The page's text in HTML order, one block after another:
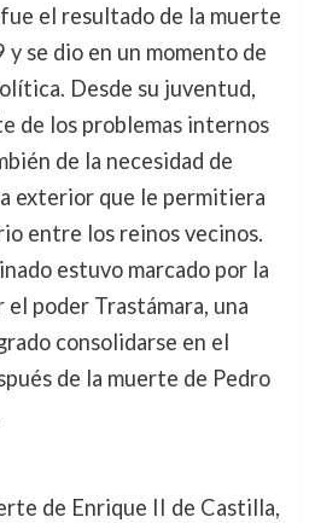
el resultado de la muerte
y se dio en un momento de
Desde su juventud,
de los problemas internos
de la necesidad de
exterior que le permitiera
entre los reinos vecinos.
estuvo marcado por la
poder Trastámara, una
consolidarse en el
de la muerte de Pedro
de Enrique II de Castilla,